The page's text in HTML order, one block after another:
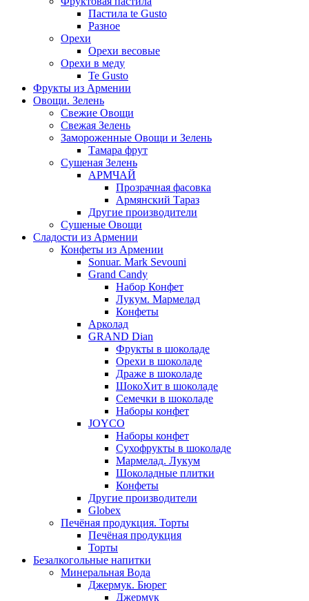
Пастила te Gusto
Разное
Орехи
Орехи весовые
Орехи в меду
Te Gusto
Фрукты из Армении
Овощи. Зелень
Свежие Овощи
Свежая Зелень
Замороженные Овощи и Зелень
Тамара фрут
Сушеная Зелень
АРМЧАЙ
Прозрачная фасовка
Армянский Тараз
Другие производители
Сушеные Овощи
Сладости из Армении
Конфеты из Армении
Sonuar. Mark Sevouni
Grand Candy
Набор Конфет
Лукум. Мармелад
Конфеты
Арколад
GRAND Dian
Фрукты в шоколаде
Орехи в шоколаде
Драже в шоколаде
ШокоХит в шоколаде
Семечки в шоколаде
Наборы конфет
JOYCO
Наборы конфет
Сухофрукты в шоколаде
Мармелад. Лукум
Шоколадные плитки
Конфеты
Другие производители
Globex
Печёная продукция. Торты
Печёная продукция
Торты
Безалкогольные напитки
Минеральная Вода
Джермук. Бюрег
Джермук